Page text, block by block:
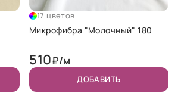
17 цветов
Микрофибра "Молочный" 180
510₽/м
ДОБАВИТЬ